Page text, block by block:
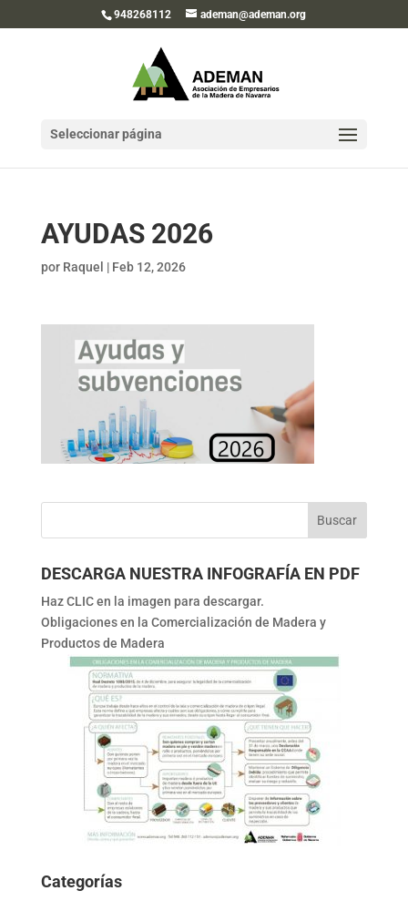
948268112 ademan@ademan.org
Seleccionar página
AYUDAS 2026
por Raquel | Feb 12, 2026
DESCARGA NUESTRA INFOGRAFÍA EN PDF
Haz CLIC en la imagen para descargar.
Obligaciones en la Comercialización de Madera y
Productos de Madera
Categorías